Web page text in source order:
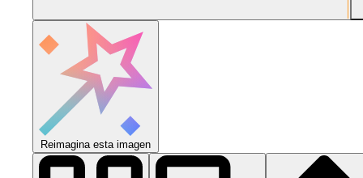
Reimagina esta imagen